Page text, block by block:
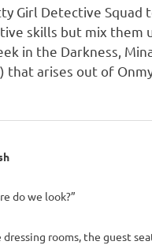
Girl Detective Squad
skills but mix them
in the Darkness,
arises out of
do we look?”
dressing rooms, the guest